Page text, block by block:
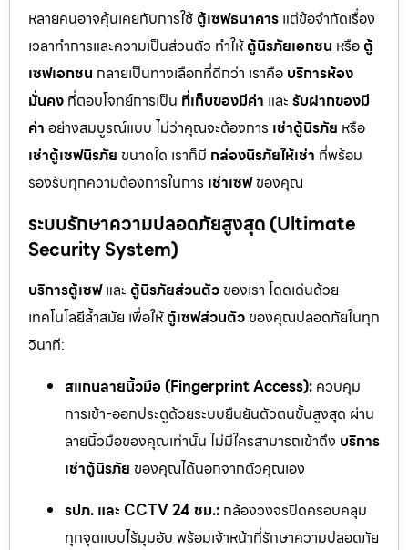
หลายคนอาจคุ้นเคยกับการใช้ ตู้เซฟธนาคาร แต่ข้อจำกัดเรื่อง
เวลาทำการและความเป็นส่วนตัว ทำให้ตู้นิรภัยเอกชน หรือ ตู้
เซฟเอกชน กลายเป็นทางเลือกที่ดีกว่า เราคือ บริการห้อง
มั่นคง ที่ตอบโจทย์การเป็น ที่เก็บของมีค่า และ รับฝากของมี
ค่า อย่างสมบูรณ์แบบ ไม่ว่าคุณจะต้องการ เช่าตู้นิรภัย หรือ
เช่าตู้เซฟนิรภัย ขนาดใด เราก็มี กล่องนิรภัยให้เช่า ที่พร้อม
รองรับทุกความต้องการในการ เช่าเซฟของคุณ
ระบบรักษาความปลอดภัยสูงสุด (Ultimate
Security System)
บริการตู้เซฟและ ตู้นิรภัยส่วนตัว ของเรา โดดเด่นด้วย
เทคโนโลยีล้ำสมัย เพื่อให้ตู้เซฟส่วนตัว ของคุณปลอดภัยในทุก
วินาที:
สแกนลายนิ้วมือ (Fingerprint Access): ควบคุม
การเข้า-ออกประตูด้วยระบบยืนยันตัวตนขั้นสูงสุด ผ่าน
ลายนิ้วมือของคุณเท่านั้น ไม่มีใครสามารถเข้าถึง บริการ
เช่าตู้นิรภัย ของคุณได้นอกจากตัวคุณเอง
รปภ. และ CCTV 24 ชม.: กล้องวงจรปิดครอบคลุม
ทุกจุดแบบไร้มุมอับ พร้อมเจ้าหน้าที่รักษาความปลอดภัย